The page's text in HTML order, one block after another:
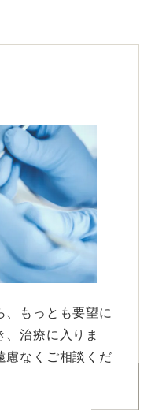
、もっとも要望に
治療に入りま
慮なくご相談くだ